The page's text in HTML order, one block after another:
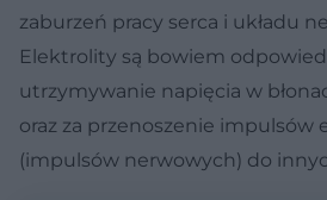
zaburzeń pracy serca i układu
Elektrolity są bowiem
utrzymywanie napięcia w
oraz za przenoszenie impulsów
(impulsów nerwowych) do